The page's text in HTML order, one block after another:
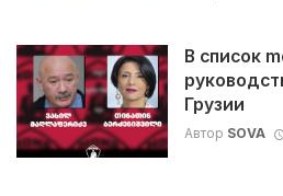
В список
Грузии
Автор SOVA